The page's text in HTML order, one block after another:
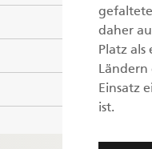
daher
Platz
Einsatz
ist.